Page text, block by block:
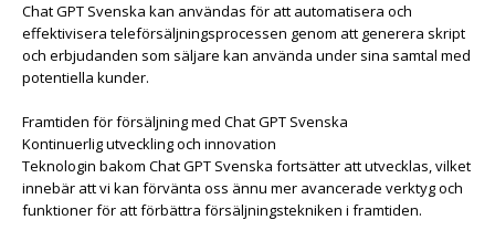
Chat GPT Svenska kan användas för att automatisera och
effektivisera teleförsäljningsprocessen genom att generera skript
och erbjudanden som säljare kan använda under sina samtal med
potentiella kunder.
Framtiden för försäljning med Chat GPT Svenska
Kontinuerlig utveckling och innovation
Teknologin bakom Chat GPT Svenska fortsätter att utvecklas, vilket
innebär att vi kan förvänta oss ännu mer avancerade verktyg och
funktioner för att förbättra försäljningstekniken i framtiden.